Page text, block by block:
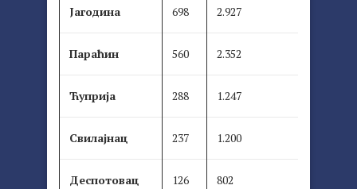
Јагодина 698 2.927
Параћин 560 2.352
Ћуприја 288 1.247
Свилајнац 237 1.200
Деспотовац 126 802